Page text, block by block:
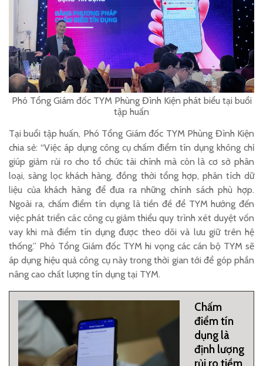
Phó Tổng Giám đốc TYM Phùng Đình Kiện phát biểu tại buổi
tập huấn
Tại buổi tập huấn, Phó Tổng Giám đốc TYM Phùng Đình Kiện
chia sẻ: “Việc áp dụng công cụ chấm điểm tín dụng không chỉ
giúp giảm rủi ro cho tổ chức tài chính mà còn là cơ sở phân
loại, sàng lọc khách hàng, đồng thời tổng hợp, phân tích dữ
liệu của khách hàng để đưa ra những chính sách phù hợp.
Ngoài ra, chấm điểm tín dụng là tiền đề để TYM hướng đến
việc phát triển các công cụ giảm thiểu quy trình xét duyệt vốn
vay khi mà điểm tín dụng được theo dõi và lưu giữ trên hệ
thống.” Phó Tổng Giám đốc TYM hi vọng các cán bộ TYM sẽ
áp dụng hiệu quả công cụ này trong thời gian tới để góp phần
nâng cao chất lượng tín dụng tại TYM.
Chấm
điểm tín
dụng là
định lượng